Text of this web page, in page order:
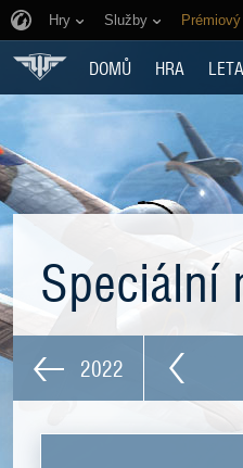
Hry Služby
DOMŮ HRA
Speciální
2022